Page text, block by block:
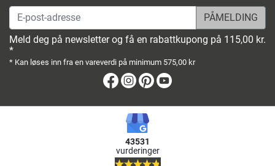
E-post-adresse
Meld deg på newsletter og få en rabattkupong på 115,00 kr.
*
* Kan løses inn fra en vareverdi på minimum 575,00 kr
Facebook
Instagram
Pinterest
43531
vurderinger